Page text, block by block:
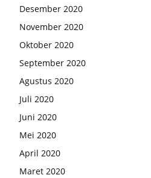
Desember 2020
November 2020
Oktober 2020
September 2020
Agustus 2020
Juli 2020
Juni 2020
Mei 2020
April 2020
Maret 2020